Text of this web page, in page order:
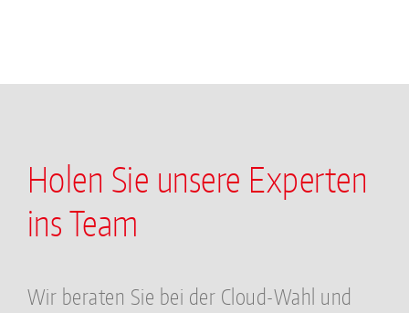
Holen Sie unsere Experten
ins Team
Wir beraten Sie bei der Cloud-Wahl und